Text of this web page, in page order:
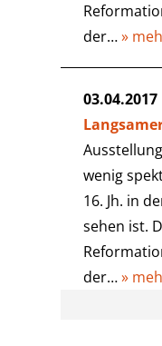
der…»
03.04.2017
wenig
16. Jh. in
sehen ist.
der…»